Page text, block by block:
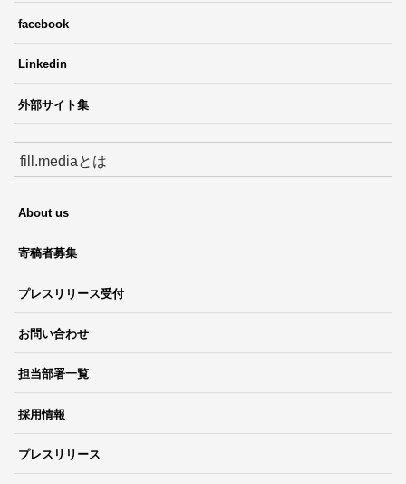
facebook
Linkedin
外部サイト集
fill.mediaとは
About us
寄稿者募集
プレスリリース受付
お問い合わせ
担当部署一覧
採用情報
プレスリリース